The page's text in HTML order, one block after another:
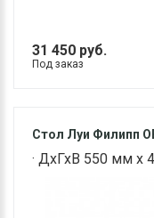
31 450 руб.
Под заказ
Стол Луи Филипп
· ДхГхВ 550 мм х